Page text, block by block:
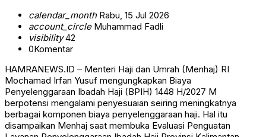
calendar_monthRabu, 15 Jul 2026
account_circleMuhammad Fadli
visibility42
0Komentar
HAMRANEWS.ID – Menteri Haji dan Umrah (Menhaj) RI
Mochamad Irfan Yusuf mengungkapkan Biaya
Penyelenggaraan Ibadah Haji (BPIH) 1448 H/2027 M
berpotensi mengalami penyesuaian seiring meningkatnya
berbagai komponen biaya penyelenggaraan haji. Hal itu
disampaikan Menhaj saat membuka Evaluasi Penguatan